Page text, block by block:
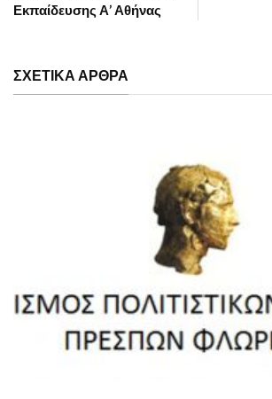
Εκπαίδευσης Α’ Αθήνας
ΣΧΕΤΙΚΑ ΑΡΘΡΑ